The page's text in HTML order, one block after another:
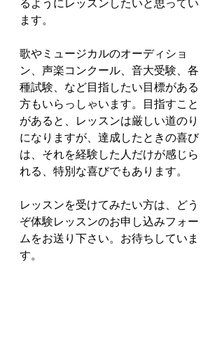
ます。
歌やミュージカルのオーディショ
ン、声楽コンクール、音大受験、各
種試験、など目指したい目標がある
方もいらっしゃいます。目指すこと
があると、レッスンは厳しい道のり
になりますが、達成したときの喜び
は、それを経験した人だけが感じら
れる、特別な喜びでもあります。
レッスンを受けてみたい方は、どう
ぞ体験レッスンのお申し込みフォー
ムをお送り下さい。お待ちしていま
す。